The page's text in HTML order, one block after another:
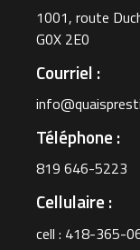
1001, route
G0X 2E0
Courriel :
Téléphone :
819 646-5223
Cellulaire :
cell : 418-365-